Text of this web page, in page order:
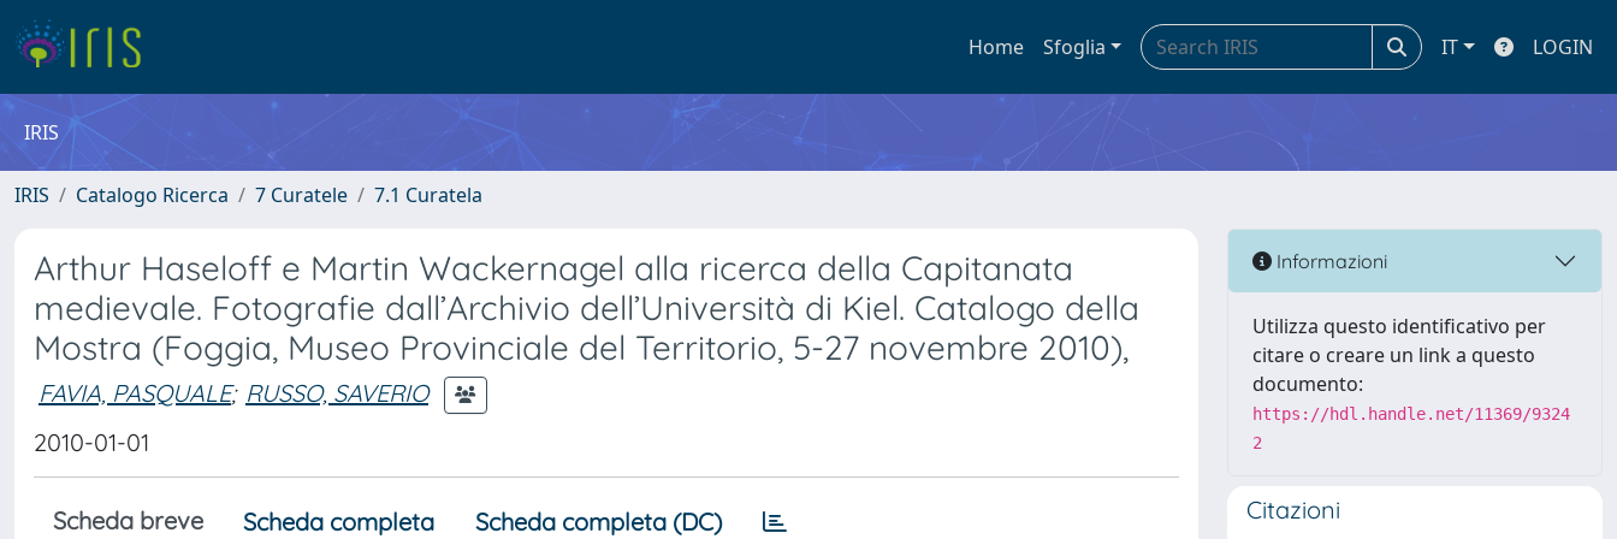
Home Sfoglia IT LOGIN
IRIS
IRIS Catalogo Ricerca 7 Curatele 7.1 Curatela
Arthur Haseloff e Martin Wackernagel alla ricerca della Capitanata
medievale. Fotografie dall’Archivio dell’Università di Kiel. Catalogo della
Mostra (Foggia, Museo Provinciale del Territorio, 5-27 novembre 2010),
FAVIA, PASQUALE; RUSSO, SAVERIO
2010-01-01
Scheda breve Scheda completa Scheda completa (DC)
Informazioni
Utilizza questo identificativo per
citare o creare un link a questo
documento:
https://hdl.handle.net/11369/9324
2
Citazioni